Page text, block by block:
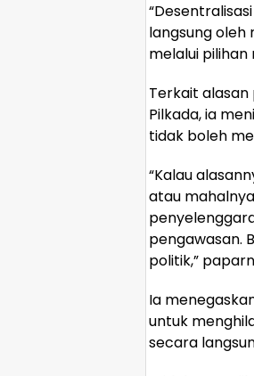
langsung oleh
melalui pilihan
Terkait
Pilkada, ia
tidak boleh
“Kalau
atau
pengawasan.
politik,”
Ia
untuk
secara